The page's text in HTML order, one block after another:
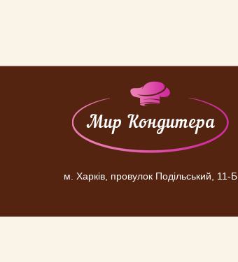
м. Харків, провулок Подільський, 11-Б